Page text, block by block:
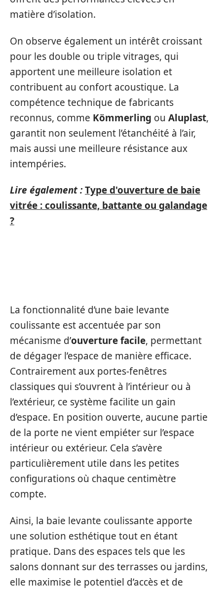
matière d’isolation.
On observe également un intérêt croissant
pour les double ou triple vitrages, qui
apportent une meilleure isolation et
contribuent au confort acoustique. La
compétence technique de fabricants
reconnus, comme Kömmerling ou Aluplast,
garantit non seulement l’étanchéité à l’air,
mais aussi une meilleure résistance aux
intempéries.
Lire également :Type d'ouverture de baie
vitrée : coulissante, battante ou galandage
?
La fonctionnalité d’une baie levante
coulissante est accentuée par son
mécanisme d’ouverture facile, permettant
de dégager l’espace de manière efficace.
Contrairement aux portes-fenêtres
classiques qui s’ouvrent à l’intérieur ou à
l’extérieur, ce système facilite un gain
d’espace. En position ouverte, aucune partie
de la porte ne vient empiéter sur l’espace
intérieur ou extérieur. Cela s’avère
particulièrement utile dans les petites
configurations où chaque centimètre
compte.
Ainsi, la baie levante coulissante apporte
une solution esthétique tout en étant
pratique. Dans des espaces tels que les
salons donnant sur des terrasses ou jardins,
elle maximise le potentiel d’accès et de